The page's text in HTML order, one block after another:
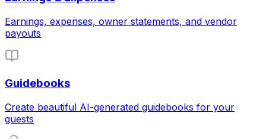
Earnings, expenses, owner statements, and vendor
payouts
Guidebooks
Create beautiful AI-generated guidebooks for your
guests